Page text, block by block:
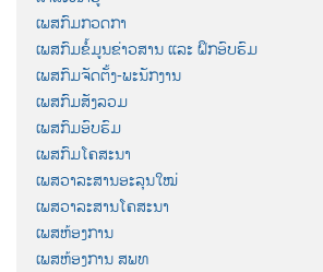
ເພສກົມກວດກາ
ເພສກົມຂໍ້ມູນຂ່າວສານ ແລະ ຝຶກອົບຮົມ
ເພສກົມຈັດຕັ້ງ-ພະນັກງານ
ເພສກົມສັງລວມ
ເພສກົມອົບຮົມ
ເພສກົມໂຄສະນາ
ເພສວາລະສານອະລຸນໃໝ່
ເພສວາລະສານໂຄສະນາ
ເພສຫ້ອງການ
ເພສຫ້ອງການ ສພທ